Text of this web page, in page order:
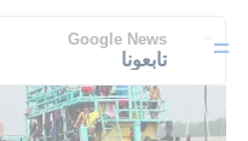
Google News
تابعونا